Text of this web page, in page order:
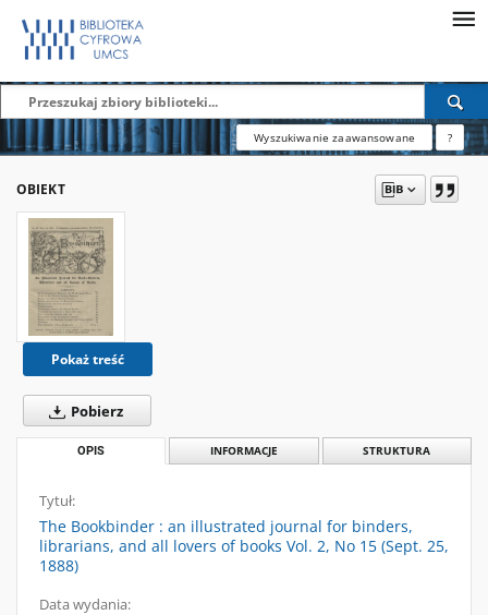
Wyszukiwanie zaawansowane ?
OBIEKT
Pokaż treść
Pobierz
OPIS INFORMACJE STRUKTURA
Tytuł:
The Bookbinder : an illustrated journal for binders,
librarians, and all lovers of books Vol. 2, No 15 (Sept. 25,
1888)
Data wydania: